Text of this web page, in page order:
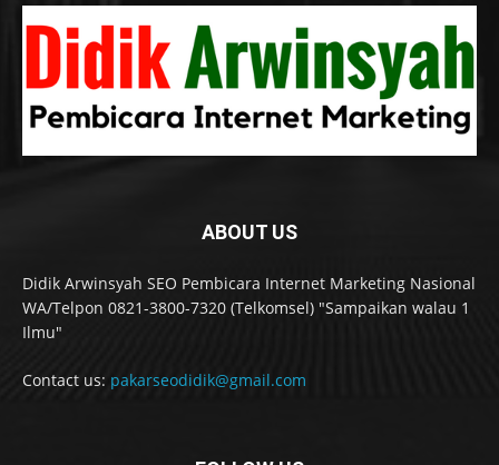
ABOUT US
Didik Arwinsyah SEO Pembicara Internet Marketing Nasional
WA/Telpon 0821-3800-7320 (Telkomsel) "Sampaikan walau 1
Ilmu"
Contact us: pakarseodidik@gmail.com